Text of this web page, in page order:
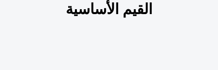
القيم الأساسية